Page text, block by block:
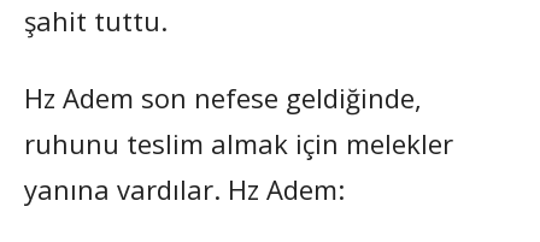
şahit tuttu.
Hz Adem son nefese geldiğinde,
ruhunu teslim almak için melekler
yanına vardılar. Hz Adem: